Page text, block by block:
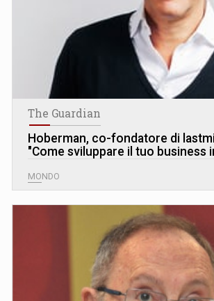
The Guardian
Hoberman, co-fondatore di
"Come sviluppare il tuo business
MONDO